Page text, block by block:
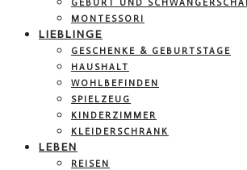
GEBURT UND
MONTESSORI
LIEBLINGE
GESCHENKE & GEBURTSTAGE
HAUSHALT
WOHLBEFINDEN
SPIELZEUG
KINDERZIMMER
KLEIDERSCHRANK
LEBEN
REISEN